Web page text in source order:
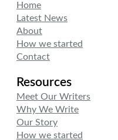
Home
Latest News
About
How we started
Contact
Resources
Meet Our Writers
Why We Write
Our Story
How we started